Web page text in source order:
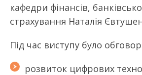
кафедри фінансів,
страхування Наталія
Під час виступу було
розвиток цифрових